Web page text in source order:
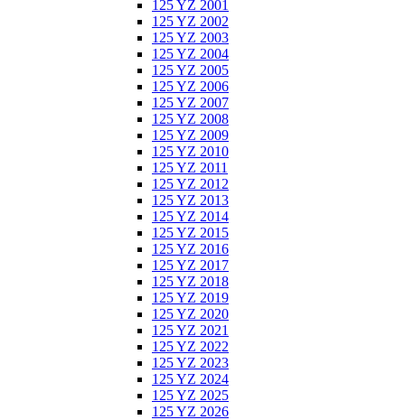
125 YZ 2001
125 YZ 2002
125 YZ 2003
125 YZ 2004
125 YZ 2005
125 YZ 2006
125 YZ 2007
125 YZ 2008
125 YZ 2009
125 YZ 2010
125 YZ 2011
125 YZ 2012
125 YZ 2013
125 YZ 2014
125 YZ 2015
125 YZ 2016
125 YZ 2017
125 YZ 2018
125 YZ 2019
125 YZ 2020
125 YZ 2021
125 YZ 2022
125 YZ 2023
125 YZ 2024
125 YZ 2025
125 YZ 2026